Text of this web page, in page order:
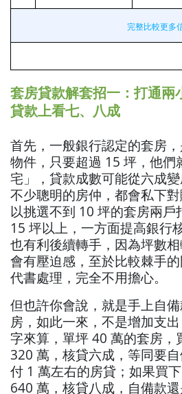
完整比較更多
套房貸款解套招一：打通兩
貸款上看七、八成
首先，一般銀行認定的套房
物件，只要超過 15 坪，他們
宅」，貸款成數可能從六成
不少聰明的房仲，都會私下
以挑選不到 10 坪的套房兩戶
15 坪以上，一方面提高銀行
也有利後續轉手，因為坪數
會有壓迫感，至於比較棘手
代書處理，完全不用擔心。
但也許你會說，就是手上自
房，如此一來，不是增加支
字來算，單坪 40 萬的套房，
320 萬，核貸六成，等同要
付 1 萬左右的房貸；如果買
640 萬，核貸八成，自備款